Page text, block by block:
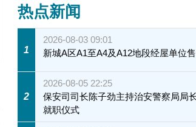
热点新闻
1
2026-08-03 09:01
新城A区A1至A4及A12地段经屋单位
2
2026-08-05 22:25
保安司司长陈子劲主持治安警察局局
就职仪式